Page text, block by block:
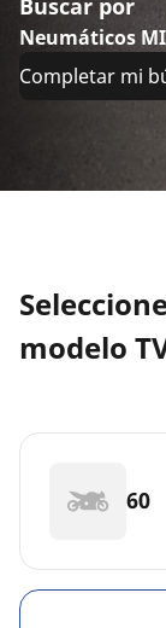
Buscar por
Neumáticos
Completar mi
modelo
60